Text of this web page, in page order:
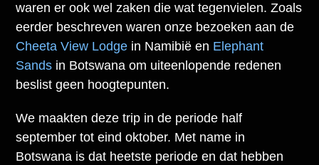
waren er ook wel zaken die wat tegenvielen. Zoals
eerder beschreven waren onze bezoeken aan de
Cheeta View Lodge in Namibië en Elephant
Sands in Botswana om uiteenlopende redenen
beslist geen hoogtepunten.
We maakten deze trip in de periode half
september tot eind oktober. Met name in
Botswana is dat heetste periode en dat hebben